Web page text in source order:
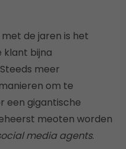
de jaren is het
klant bijna
meer
om te
een gigantische
meoten worden
media agents.